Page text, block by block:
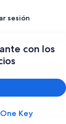
sesión
con los
Key